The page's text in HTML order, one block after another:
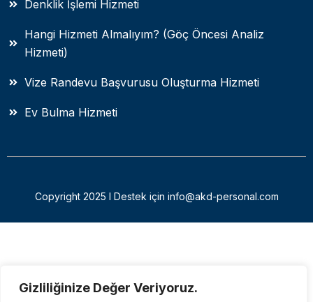
Gizliliğinize Değer Veriyoruz.
Denklik İşlemi Hizmeti
Hangi Hizmeti Almalıyım? (Göç Öncesi Analiz
Hizmeti)
Vize Randevu Başvurusu Oluşturma Hizmeti
Ev Bulma Hizmeti
Copyright 2025 I Destek için info@akd-personal.com